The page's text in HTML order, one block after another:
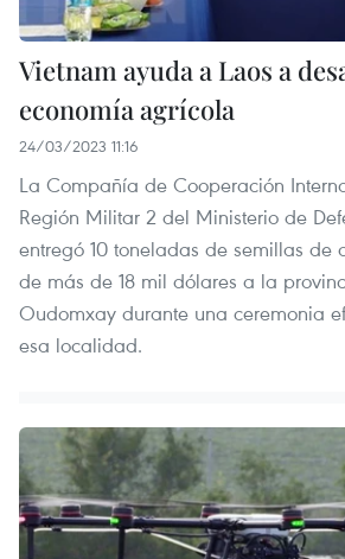
Vietnam ayuda a Laos a
economía agrícola
24/03/2023 11:16
La Compañía de Cooperación
Región Militar 2 del Ministerio de
entregó 10 toneladas de semillas de
de más de 18 mil dólares a la
Oudomxay durante una ceremonia
esa localidad.